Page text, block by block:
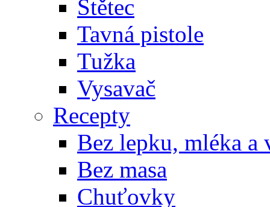
Štětec
Tavná pistole
Tužka
Vysavač
Recepty
Bez lepku, mléka a
Bez masa
Chuťovky